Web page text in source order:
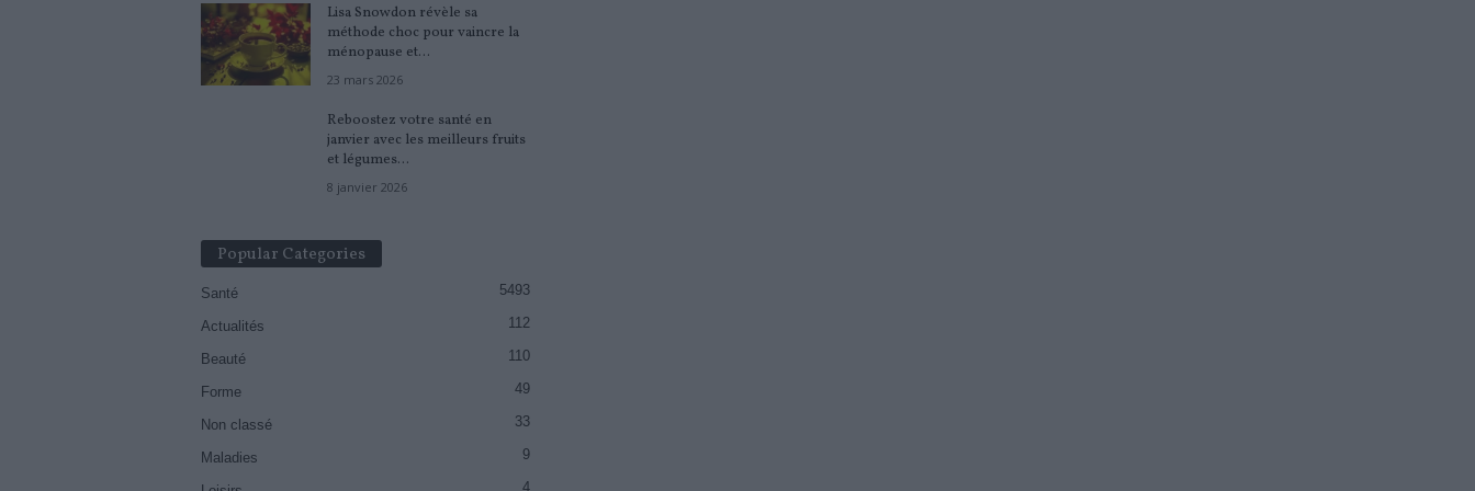
Lisa Snowdon révèle sa
méthode choc pour vaincre la
ménopause et...
23 mars 2026
Reboostez votre santé en
janvier avec les meilleurs fruits
et légumes...
8 janvier 2026
Popular Categories
Santé 5493
Actualités 112
Beauté 110
Forme 49
Non classé 33
Maladies 9
4